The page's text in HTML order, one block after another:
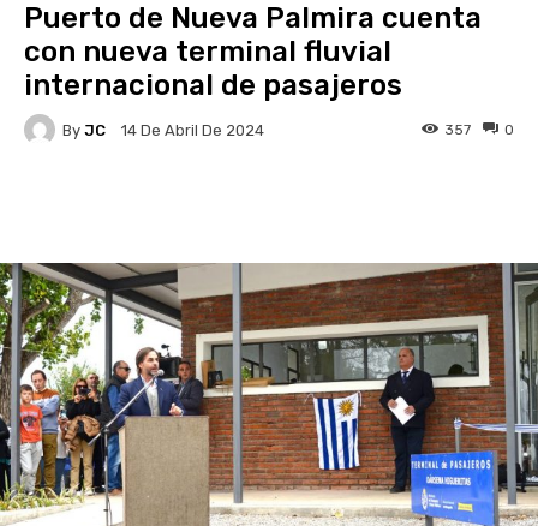
Puerto de Nueva Palmira cuenta
con nueva terminal fluvial
internacional de pasajeros
By JC 14 De Abril De 2024 0
357